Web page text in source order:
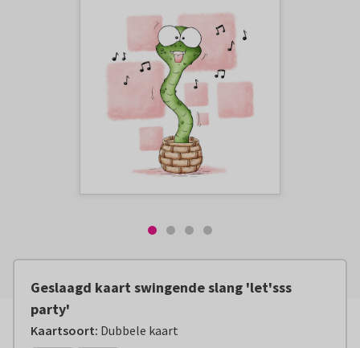
Geslaagd kaart swingende slang 'let'sss
party'
Kaartsoort: Dubbele kaart
Vanaf: € 2,99 excl. verzendkosten